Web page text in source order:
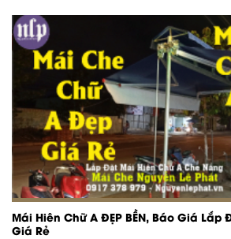
Mái Hiên Chữ A ĐẸP BỀN, Báo Giá
Giá Rẻ